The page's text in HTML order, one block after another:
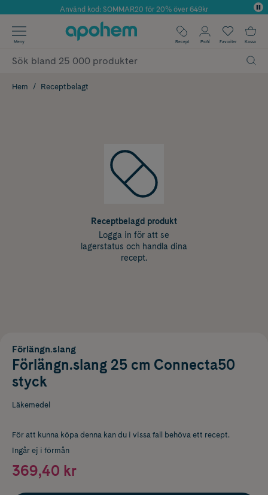
Årets Butik 2025 inom Skönhet
Använd kod: SOMMAR20 för 20% över 649kr
✓ Fri frakt
✓ Poäng på alla köp*
Meny Recept Profil Favoriter Kassa
Hem Receptbelagt
Receptbelagd produkt
Logga in för att se
lagerstatus och handla dina
recept.
Förlängn.slang
Förlängn.slang 25 cm Connecta50
styck
Läkemedel
För att kunna köpa denna kan du i vissa fall behöva ett recept.
Ingår ej i förmån
369,40 kr